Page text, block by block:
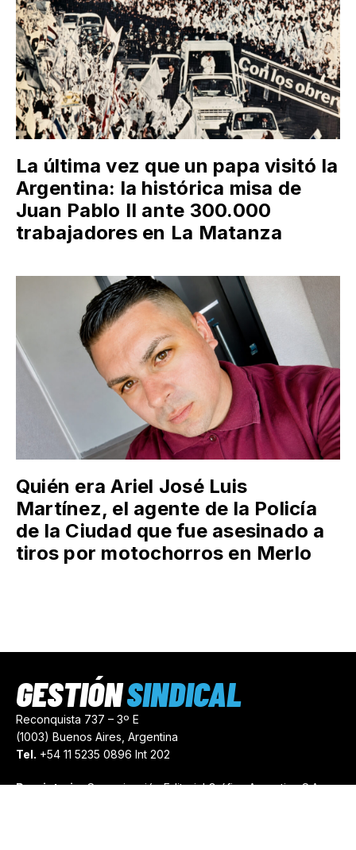
La última vez que un papa visitó la
Argentina: la histórica misa de
Juan Pablo II ante 300.000
trabajadores en La Matanza
Quién era Ariel José Luis
Martínez, el agente de la Policía
de la Ciudad que fue asesinado a
tiros por motochorros en Merlo
Reconquista 737 – 3º E
(1003) Buenos Aires, Argentina
Tel. +54 11 5235 0896 Int 202
Propietario:Comunicación Editorial Gráfica Argentina S.A.
GESTIÓNSINDICAL